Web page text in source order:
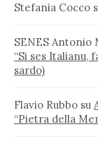
Stefania Cocco
SENES Antonio
“Si ses Italianu,
sardo)
Flavio Rubbo su
“Pietra della